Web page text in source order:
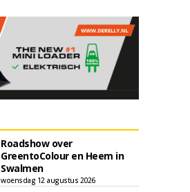
Roadshow over
GreentoColour en Heem in
Swalmen
woensdag 12 augustus 2026